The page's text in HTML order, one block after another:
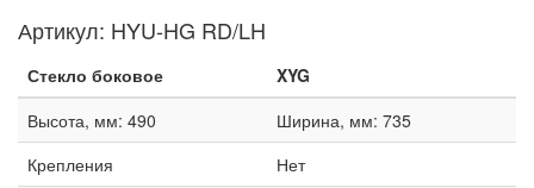
Артикул: HYU-HG RD/LH
Стекло боковое
XYG
Высота, мм: 490
Ширина, мм: 735
Крепления
Нет